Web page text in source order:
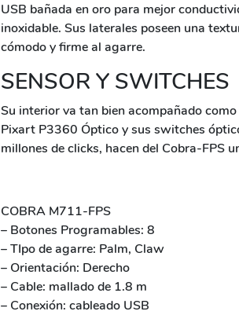
USB bañada en oro para mejor
inoxidable. Sus laterales poseen una
cómodo y firme al agarre.
SENSOR Y SWITCHES
Su interior va tan bien acompañado
Pixart P3360 Óptico y sus switches
millones de clicks, hacen del Cobra-FPS
COBRA M711-FPS
– Botones Programables: 8
– TIpo de agarre: Palm, Claw
– Orientación: Derecho
– Cable: mallado de 1.8 m
– Conexión: cableado USB